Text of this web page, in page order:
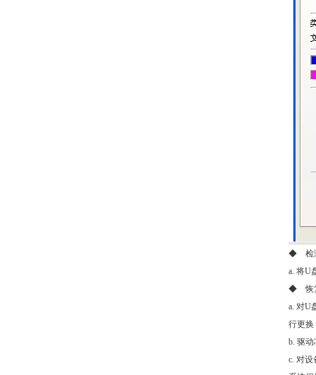
◆ 检
a. 将U
◆ 恢
a. 对U
行更换
b. 驱
c. 对